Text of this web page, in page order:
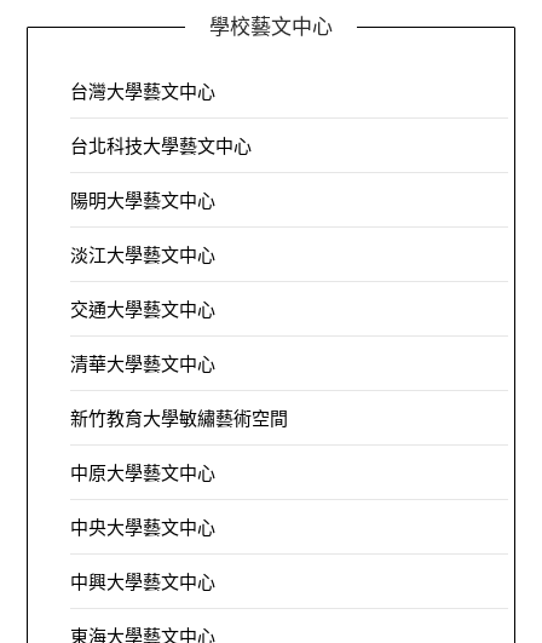
學校藝文中心
台灣大學藝文中心
台北科技大學藝文中心
陽明大學藝文中心
淡江大學藝文中心
交通大學藝文中心
清華大學藝文中心
新竹教育大學敏繡藝術空間
中原大學藝文中心
中央大學藝文中心
中興大學藝文中心
東海大學藝文中心